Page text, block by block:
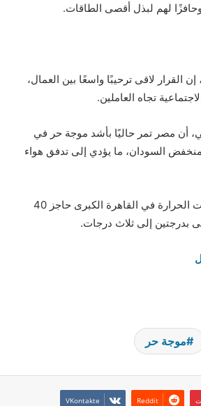
وحافزًا لهم لبذل أقصى الطاقات.
القرار لاقى ترحيبًا واسعًا بين العمال،
تجاه العاملين.
أن مصر تمر حاليًا بأشد موجة حر في
السودان، ما يؤدي إلى تدفق هواء
وتوقع “فهيم” أن تصل الموجة إلى ذروتها يوم الأربعاء المقبل، مع تجاوز درجات الحرارة في القاهرة الكبرى حاجز 40
موجة حر